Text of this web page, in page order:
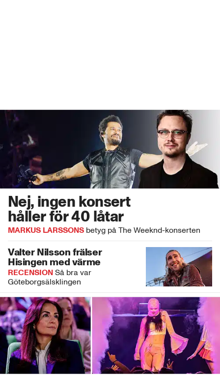
Nej, ingen konsert
håller för 40 låtar
MARKUS LARSSONS betyg på The Weeknd-konserten
Valter Nilsson frälser
Hisingen med värme
RECENSION Så bra var
Göteborgsälsklingen